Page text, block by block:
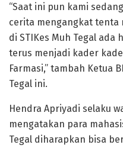
“Saat ini pun kami
cerita mengangkat tenta
di STIKes Muh Tegal
terus menjadi kader
Farmasi,” tambah Ketua
Tegal ini.
Hendra Apriyadi selaku
mengatakan para
Tegal diharapkan bisa